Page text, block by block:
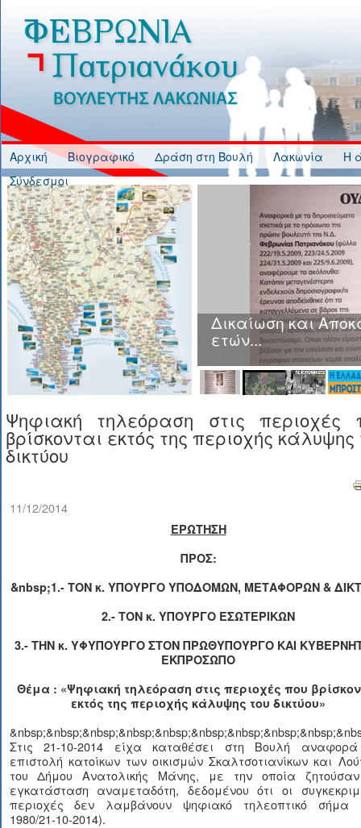
Αρχική Βιογραφικό Δράση στη Βουλή Λακωνία
Η
Σύνδεσμοι
Κυβερνητική
και Αδιαφορία
ανάρτησης
Ψηφιακή τηλεόραση στις περιοχές
βρίσκονται εκτός της περιοχής κάλυψης
δικτύου
11/12/2014
ΕΡΩΤΗΣΗ
ΠΡΟΣ:
&nbsp;1.- ΤΟN κ. ΥΠΟΥΡΓΟ ΥΠΟΔΟΜΩΝ, ΜΕΤΑΦΟΡΩΝ &
2.- ΤΟΝ κ. ΥΠΟΥΡΓΟ ΕΣΩΤΕΡΙΚΩΝ
3.- ΤΗΝ κ. ΥΦΥΠΟΥΡΓΟ ΣΤΟΝ ΠΡΩΘΥΠΟΥΡΓΟ ΚΑΙ
ΕΚΠΡΟΣΩΠΟ
Θέμα : «Ψηφιακή τηλεόραση στις περιοχές που
εκτός της περιοχής κάλυψης του δικτύου»
Στις 21-10-2014 είχα καταθέσει στη Βουλή
επιστολή κατοίκων των οικισμών Σκαλτσοτιανίκων και
του Δήμου Ανατολικής Μάνης, με την οποία
εγκατάσταση αναμεταδότη, δεδομένου ότι οι
περιοχές δεν λαμβάνουν ψηφιακό τηλεοπτικό σήμα
1980/21-10-2014).